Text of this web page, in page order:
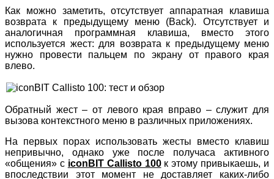
Как можно заметить, отсутствует аппаратная клавиша
возврата к предыдущему меню (Back). Отсутствует и
аналогичная программная клавиша, вместо этого
используется жест: для возврата к предыдущему меню
нужно провести пальцем по экрану от правого края
влево.
Обратный жест – от левого края вправо – служит для
вызова контекстного меню в различных приложениях.
На первых порах использовать жесты вместо клавиш
непривычно, однако уже после получаса активного
«общения» с iconBIT Callisto 100к этому привыкаешь, и
впоследствии этот момент не доставляет каких-либо